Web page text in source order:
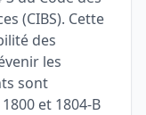
(CIBS). Cette
des
les
sont
et 1804-B